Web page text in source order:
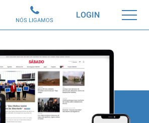
LOGIN
NÓS LIGAMOS